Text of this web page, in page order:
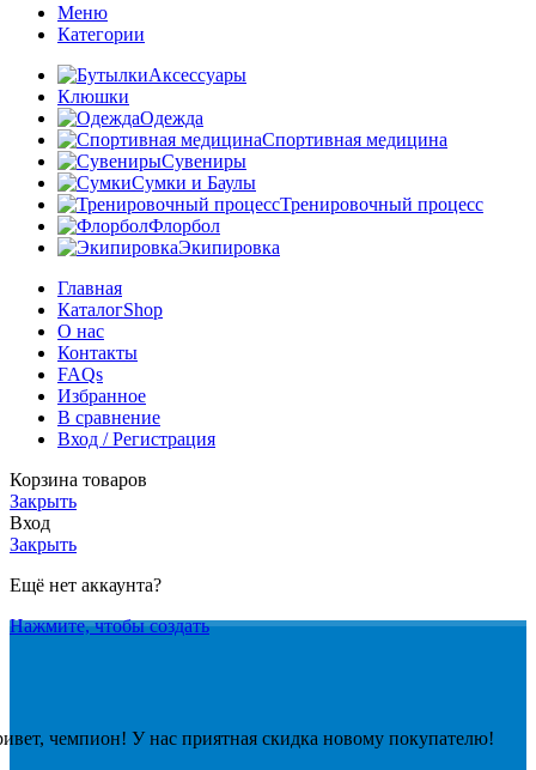
Меню
Категории
Аксессуары
Клюшки
Одежда
Спортивная медицина
Сувениры
Сумки и Баулы
Тренировочный процесс
Флорбол
Экипировка
Главная
КаталогShop
О нас
Контакты
FAQs
Избранное
В сравнение
Вход / Регистрация
Корзина товаров
Закрыть
Вход
Закрыть
Ещё нет аккаунта?
Нажмите, чтобы создать
чемпион! У нас приятная скидка новому покупателю!